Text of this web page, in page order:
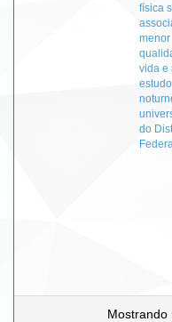
física
menor
vida e
estudo
do
Mostrando